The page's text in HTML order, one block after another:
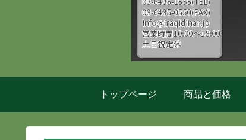
トップページ 商品と価格